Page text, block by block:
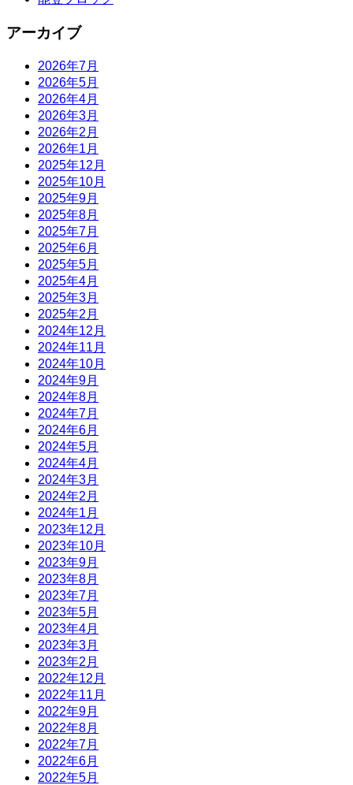
アーカイブ
2026年7月
2026年5月
2026年4月
2026年3月
2026年2月
2026年1月
2025年12月
2025年10月
2025年9月
2025年8月
2025年7月
2025年6月
2025年5月
2025年4月
2025年3月
2025年2月
2024年12月
2024年11月
2024年10月
2024年9月
2024年8月
2024年7月
2024年6月
2024年5月
2024年4月
2024年3月
2024年2月
2024年1月
2023年12月
2023年10月
2023年9月
2023年8月
2023年7月
2023年5月
2023年4月
2023年3月
2023年2月
2022年12月
2022年11月
2022年9月
2022年8月
2022年7月
2022年6月
2022年5月